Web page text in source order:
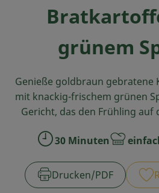
Getränke
Drogerie
So geht's
Über uns
Blog & Aktuelles
Service
grünem
Genieße goldbraun
mit knackig-frischem grünen
Gericht, das den Frühling auf
Zubreitungszeit:
30 Minuten
Drucken​/​PDF